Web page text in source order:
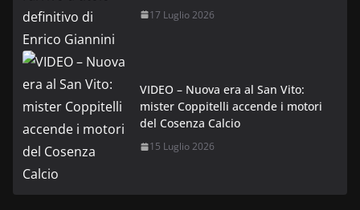
17 Luglio 2026
VIDEO – Nuova era al San Vito:
mister Coppitelli accende i motori
del Cosenza Calcio
15 Luglio 2026